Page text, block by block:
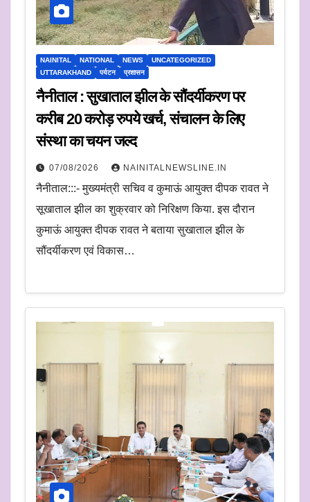
NAINITAL NATIONAL NEWS
UNCATEGORIZED
UTTARAKHAND
पर्यटन प्रशासन
नैनीताल : सुखाताल झील के सौंदर्यीकरण पर
करीब 20 करोड़ रुपये खर्च, संचालन के लिए
संस्था का चयन जल्द
07/08/2026 NAINITALNEWSLINE.IN
नैनीताल:::- मुख्यमंत्री सचिव व कुमाऊं आयुक्त दीपक रावत ने
सूखाताल झील का शुक्रवार को निरिक्षण किया. इस दौरान
कुमाऊं आयुक्त दीपक रावत ने बताया सुखाताल झील के
सौंदर्यीकरण एवं विकास…